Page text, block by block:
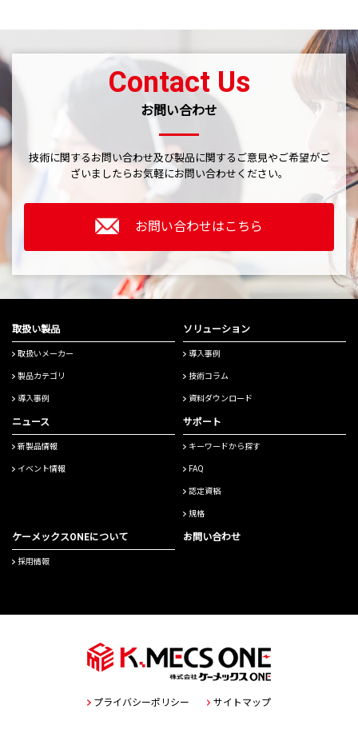
Contact Us
お問い合わせ
技術に関するお問い合わせ及び製品に関するご意見やご希望がご
ざいましたら お気軽にお問い合わせください。
お問い合わせはこちら
取扱い製品
取扱いメーカー
製品カテゴリ
導入事例
ソリューション
導入事例
技術コラム
資料ダウンロード
ニュース
新製品情報
イベント情報
サポート
キーワードから探す
FAQ
認定資格
規格
ケーメックスONEについて
採用情報
お問い合わせ
プライバシーポリシー サイトマップ